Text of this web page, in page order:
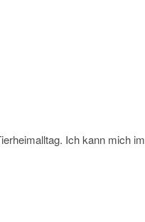
Ich kann mich im